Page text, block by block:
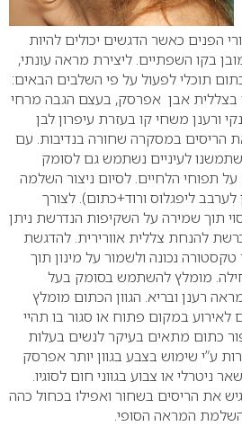
הפנים כאשר הדגשים יכולים להיות
בקו השפתיים. ליצירת מראה עונתי,
תוכלי לפעול על פי השלבים הבאים:
בצללית אבן אפרסק, בעצם הגבה מרחי
ורענן משחי קו בעזרת עיפרון לבן
הריסים במסקרה שחורה בנדיבות. עם
לעיניים נשתמש גם לסומק
תפוחי הלחיים. לסיום ניצור השלמה
ליפגלוס ורוד+כתום). לצורך
תוך שמירה על השקיפות הנדרשת ניתן
להנחת צללית אוורירית. להדגשת
נכונה ולשמור על מינון תוך
מומלץ להשתמש בסומק בעל
רענן ובריא. הגוון הכתום מומלץ
לאירוע במקום פתוח או סגור בו תהיי
כתום מתאים בעיקר לנשים בעלות
ע”י שימוש בצבע בגוון יותר אפרסק
או צבוע בגווני חום לסוגיו.
את הריסים בשחור ואפילו בכחול כהה
המראה הסופי.